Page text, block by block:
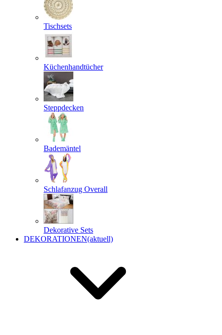
Tischsets
Küchenhandtücher
Steppdecken
Bademäntel
Schlafanzug Overall
Dekorative Sets
DEKORATIONEN(aktuell)